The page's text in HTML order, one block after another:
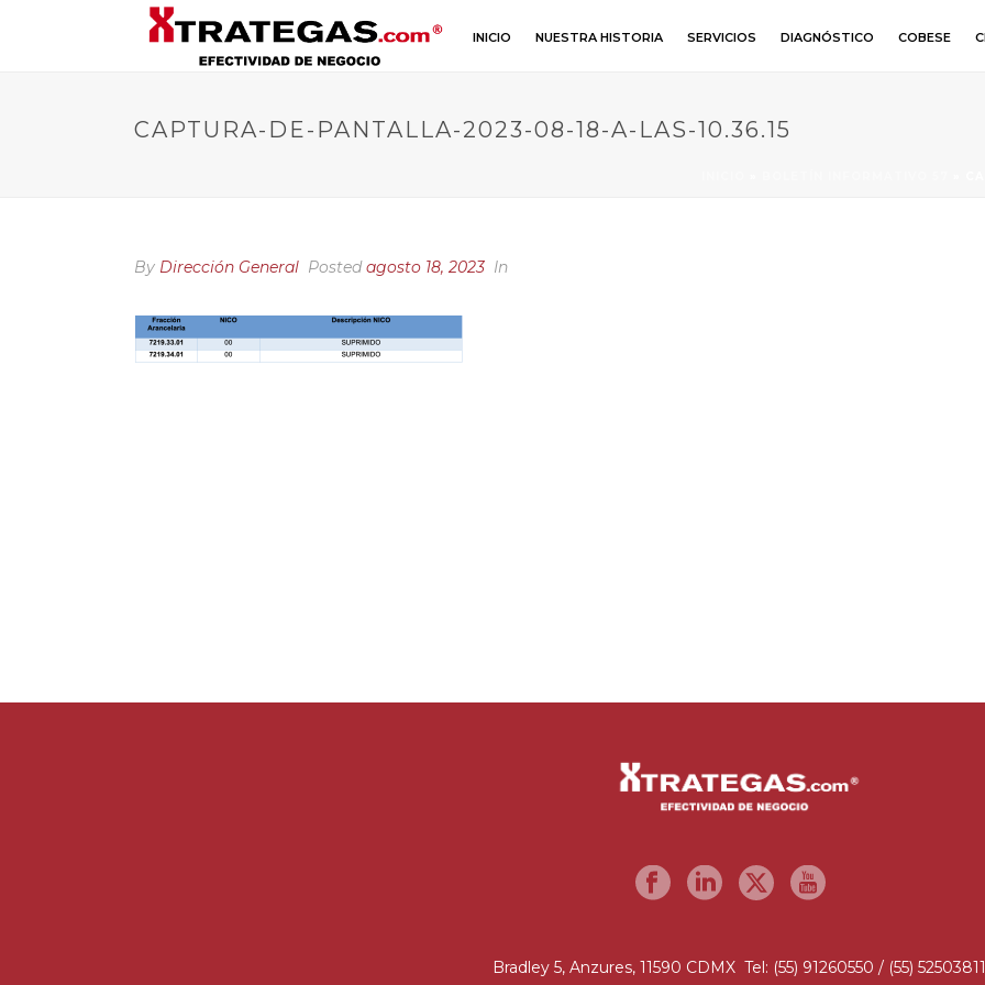
INICIO NUESTRA HISTORIA SERVICIOS DIAGNÓSTICO COBESE
CAPTURA-DE-PANTALLA-2023-08-18-A-LAS-10.36.15
By Dirección General Postedagosto 18, 2023 In
Bradley 5, Anzures, 11590 CDMX Tel: (55) 91260550 / (55) 52503811